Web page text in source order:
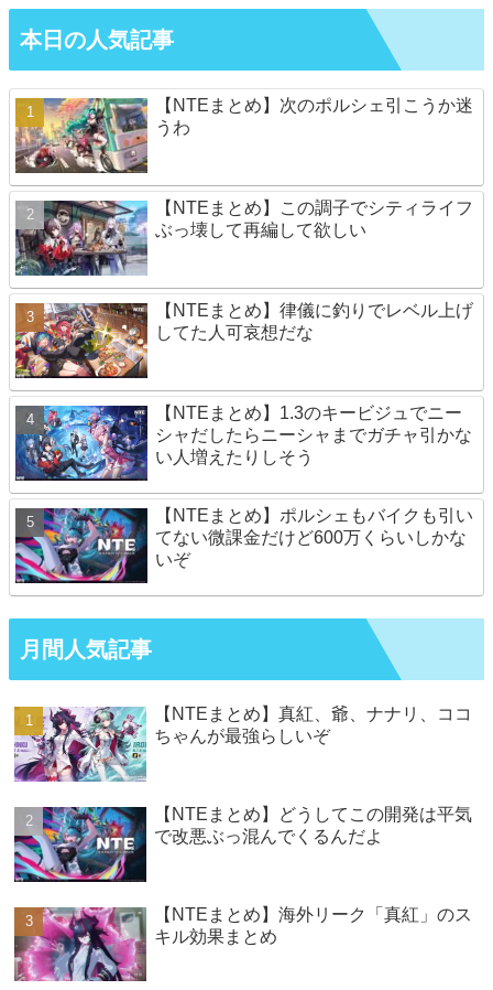
本日の人気記事
【NTEまとめ】次のポルシェ引こうか迷
うわ
【NTEまとめ】この調子でシティライフ
ぶっ壊して再編して欲しい
【NTEまとめ】律儀に釣りでレベル上げ
してた人可哀想だな
【NTEまとめ】1.3のキービジュでニー
シャだしたらニーシャまでガチャ引かな
い人増えたりしそう
【NTEまとめ】ポルシェもバイクも引い
てない微課金だけど600万くらいしかな
いぞ
月間人気記事
【NTEまとめ】真紅、爺、ナナリ、ココ
ちゃんが最強らしいぞ
【NTEまとめ】どうしてこの開発は平気
で改悪ぶっ混んでくるんだよ
【NTEまとめ】海外リーク「真紅」のス
キル効果まとめ